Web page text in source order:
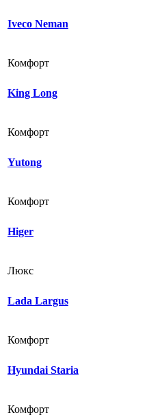
Iveco Neman
Комфорт
King Long
Комфорт
Yutong
Комфорт
Higer
Люкс
Lada Largus
Комфорт
Hyundai Staria
Комфорт